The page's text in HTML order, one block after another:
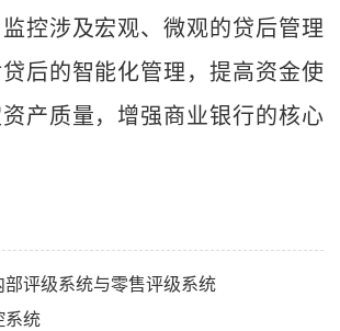
控涉及宏观、微观的贷后管理
后的智能化管理，提高资金使
产质量，增强商业银行的核心
部评级系统与零售评级系统
系统